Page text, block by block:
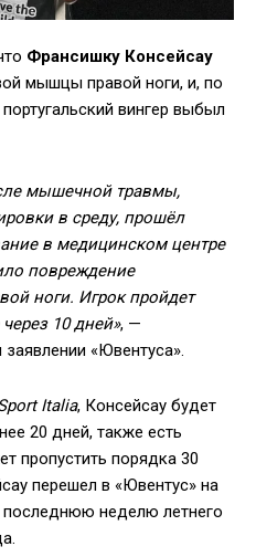
Франсишку Консейсау
мышцы правой ноги, и, по
португальский вингер выбыл
мышечной травмы,
в среду, прошёл
в медицинском центре
повреждение
ноги. Игрок пройдет
10 дней», —
«Ювентуса».
Italia, Консейсау будет
20 дней, также есть
пропустить порядка 30
перешел в «Ювентус» на
последнюю неделю летнего